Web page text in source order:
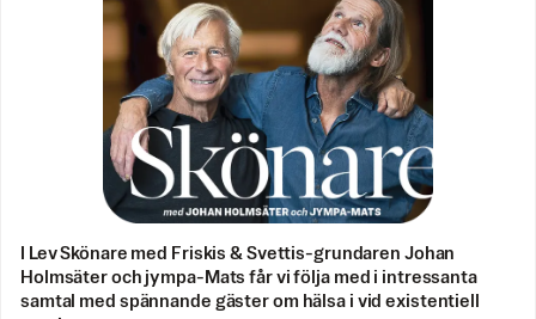
I Lev Skönare med Friskis & Svettis-grundaren Johan
Holmsäter och jympa-Mats får vi följa med i intressanta
samtal med spännande gäster om hälsa i vid existentiell